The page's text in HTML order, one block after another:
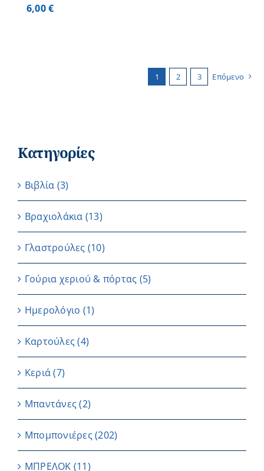
6,00€
1 2 3 Επόμενο
Κατηγορίες
Βιβλία (3)
Βραχιολάκια (13)
Γλαστρούλες (10)
Γούρια χεριού & πόρτας (5)
Ημερολόγιο (1)
Καρτούλες (4)
Κεριά (7)
Μπαντάνες (2)
Μπομπονιέρες(202)
ΜΠΡΕΛΟΚ (11)